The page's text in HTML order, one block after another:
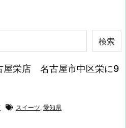
検索
屋栄店 名古屋市中区栄に9
スイーツ, 愛知県